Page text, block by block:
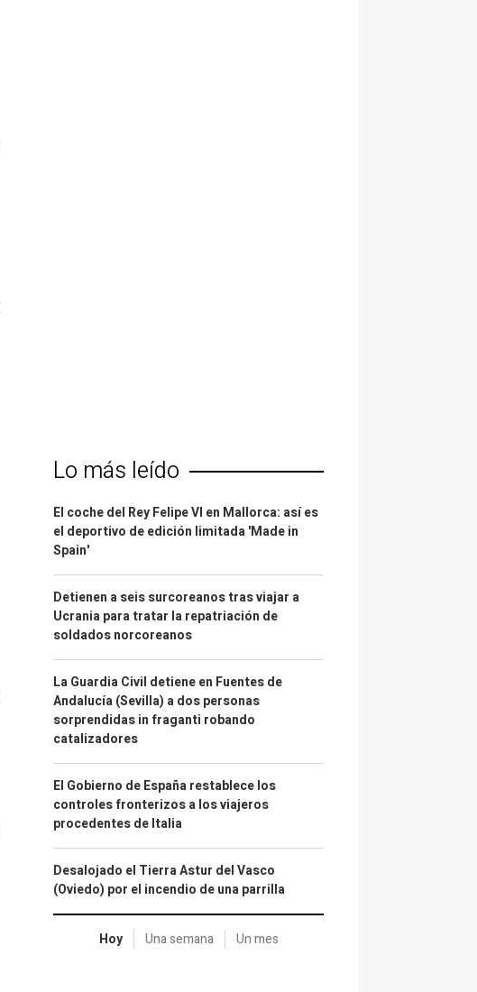
Lo más leído
El coche del Rey Felipe VI en Mallorca: así es
el deportivo de edición limitada 'Made in
Spain'
Detienen a seis surcoreanos tras viajar a
Ucrania para tratar la repatriación de
soldados norcoreanos
La Guardia Civil detiene en Fuentes de
Andalucía (Sevilla) a dos personas
sorprendidas in fraganti robando
catalizadores
El Gobierno de España restablece los
controles fronterizos a los viajeros
procedentes de Italia
Desalojado el Tierra Astur del Vasco
(Oviedo) por el incendio de una parrilla
Hoy Una semana Un mes